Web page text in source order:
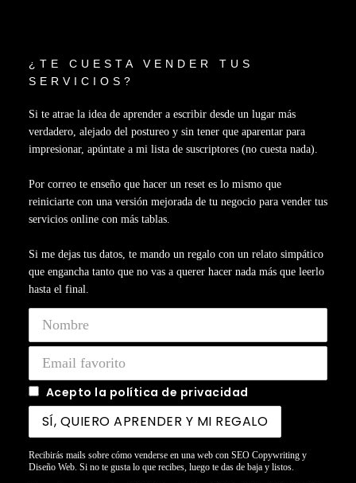
¿TE CUESTA VENDER TUS
SERVICIOS?
Si te atrae la idea de aprender a escribir desde un lugar más
verdadero, alejado del postureo y sin tener que aparentar para
impresionar, apúntate a mi lista de suscriptores (no cuesta nada).
Por correo te enseño que hacer un reset es lo mismo que
reiniciarte con una versión mejorada de tu negocio para vender tus
servicios online con más tablas.
Si me dejas tus datos, te mando un regalo con un relato simpático
que engancha tanto que no vas a querer hacer nada más que leerlo
hasta el final.
Acepto la política de privacidad
Recibirás mails sobre cómo venderse en una web con SEO Copywriting y
Diseño Web. Si no te gusta lo que recibes, luego te das de baja y listos.